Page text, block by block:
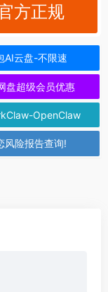
方正规
AI云盘-不限速
盘超级会员优惠
OpenClaw
风险报告查询!